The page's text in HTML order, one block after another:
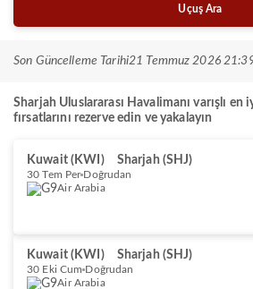
Uçuş Ara
Son Güncelleme Tarihi21 Temmuz 2026
Sharjah Uluslararası Havalimanı varışlı
fırsatlarını rezerve edin ve yakalayın
Kuwait (KWI) Sharjah (SHJ)
30 Tem Per Doğrudan
Air Arabia
Kuwait (KWI) Sharjah (SHJ)
30 Eki Cum Doğrudan
Air Arabia